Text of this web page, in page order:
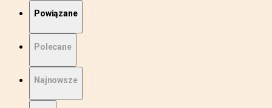
Powiązane
Polecane
Najnowsze